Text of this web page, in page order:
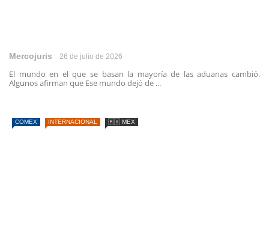
Mercojuris 26 de julio de 2026
El mundo en el que se basan la mayoría de las aduanas cambió.
Algunos afirman que Ese mundo dejó de ...
COMEX INTERNACIONAL 🇲🇽 MEX